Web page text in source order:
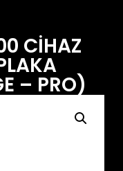
CİHAZ
– PRO)